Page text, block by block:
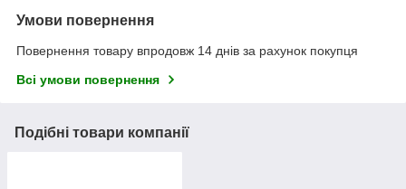
Умови повернення
Повернення товару впродовж 14 днів за рахунок покупця
Всі умови повернення
Подібні товари компанії